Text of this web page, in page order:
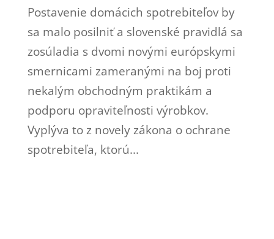
Postavenie domácich spotrebiteľov by
sa malo posilniť a slovenské pravidlá sa
zosúladia s dvomi novými európskymi
smernicami zameranými na boj proti
nekalým obchodným praktikám a
podporu opraviteľnosti výrobkov.
Vyplýva to z novely zákona o ochrane
spotrebiteľa, ktorú...